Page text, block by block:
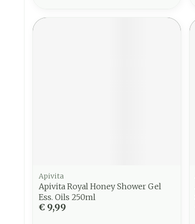
Apivita
Apivita Royal Honey Shower Gel
Ess. Oils 250ml
€ 9,99